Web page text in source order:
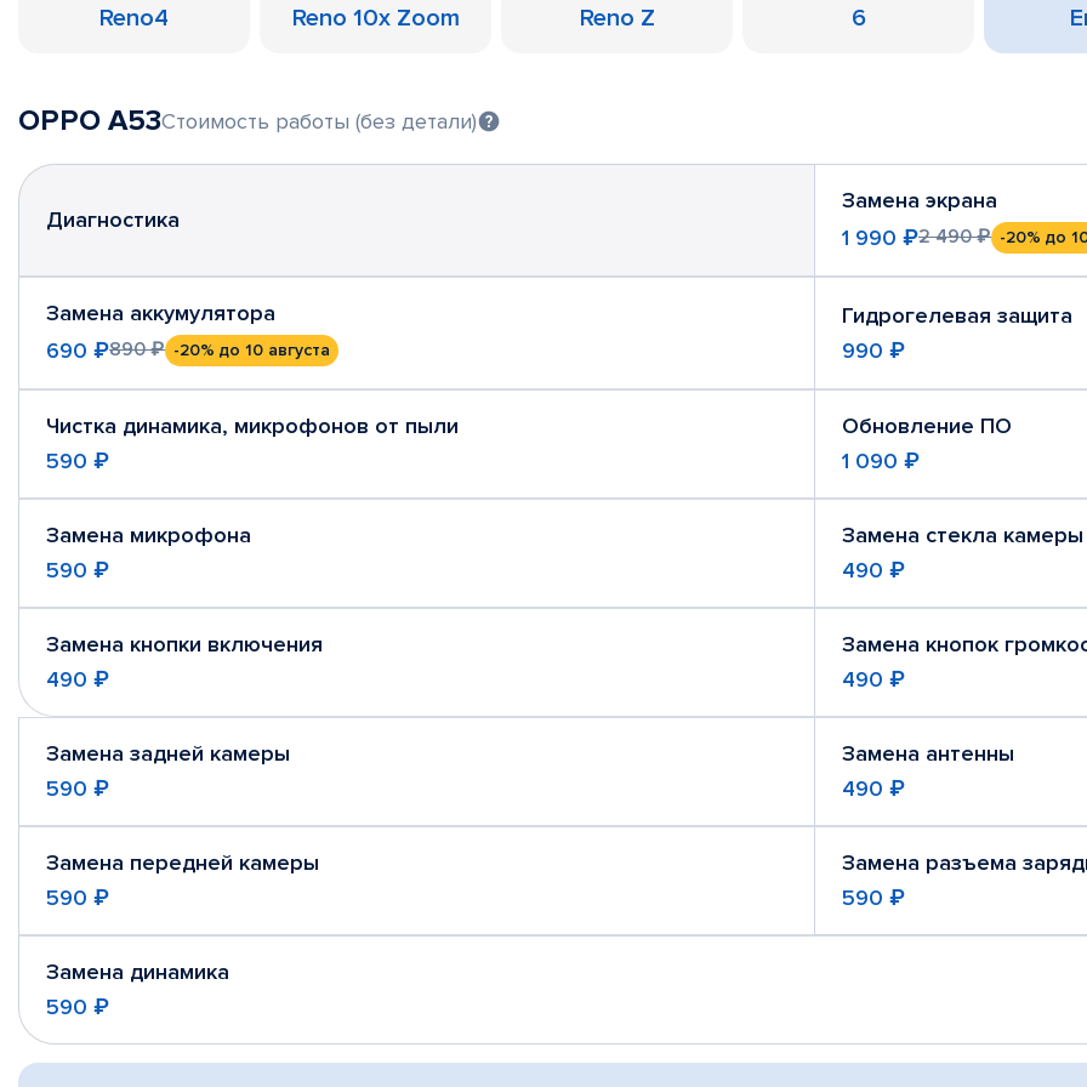
Reno4 Reno 10x Zoom Reno Z 6
OPPO A53Стоимость работы (без детали)
Диагностика
Замена экрана
1 990 ₽2 490 ₽ -20% до
Замена аккумулятора
690 ₽890 ₽ -20% до 10 августа
Гидрогелевая защита
990 ₽
Чистка динамика, микрофонов от пыли
590 ₽
Обновление ПО
1 090 ₽
Замена микрофона
590 ₽
Замена стекла камеры
490 ₽
Замена кнопки включения
490 ₽
Замена кнопок
490 ₽
Замена задней камеры
590 ₽
Замена антенны
490 ₽
Замена передней камеры
590 ₽
Замена разъема
590 ₽
Замена динамика
590 ₽